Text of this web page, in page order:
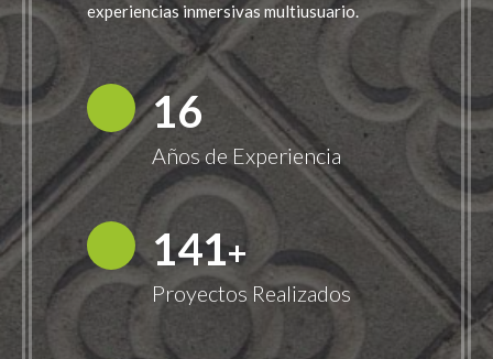
experiencias inmersivas multiusuario.
18
Años de Experiencia
149+
Proyectos Realizados